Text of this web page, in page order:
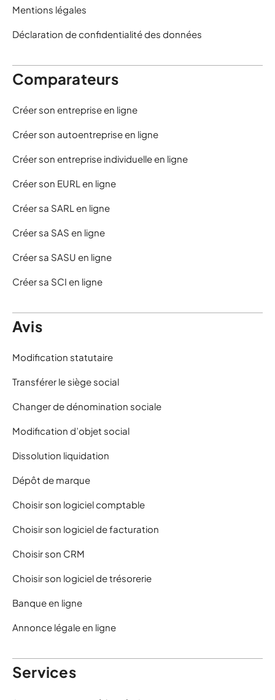
Mentions légales
Déclaration de confidentialité des données
Comparateurs
Créer son entreprise en ligne
Créer son autoentreprise en ligne
Créer son entreprise individuelle en ligne
Créer son EURL en ligne
Créer sa SARL en ligne
Créer sa SAS en ligne
Créer sa SASU en ligne
Créer sa SCI en ligne
Avis
Modification statutaire
Transférer le siège social
Changer de dénomination sociale
Modification d’objet social
Dissolution liquidation
Dépôt de marque
Choisir son logiciel comptable
Choisir son logiciel de facturation
Choisir son CRM
Choisir son logiciel de trésorerie
Banque en ligne
Annonce légale en ligne
Services